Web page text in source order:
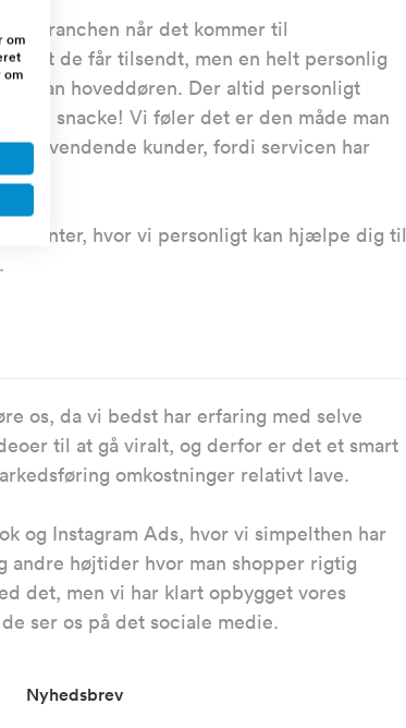
når det kommer til
de får tilsendt, men en helt personlig
foran hoveddøren. Der altid personligt
kan snacke! Vi føler det er den måde man
kunder, fordi servicen har
hvor vi personligt kan hjælpe dig til
os, da vi bedst har erfaring med selve
til at gå viralt, og derfor er det et smart
omkostninger relativt lave.
og Instagram Ads, hvor vi simpelthen har
andre højtider hvor man shopper rigtig
det, men vi har klart opbygget vores
ser os på det sociale medie.
Nyhedsbrev
om
om